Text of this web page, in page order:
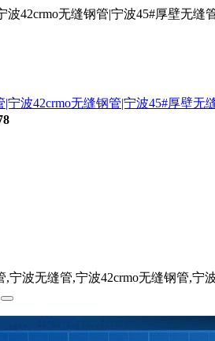
波42crmo无缝钢管|宁波45#厚壁无
,宁波无缝管,宁波42crmo无缝钢管,